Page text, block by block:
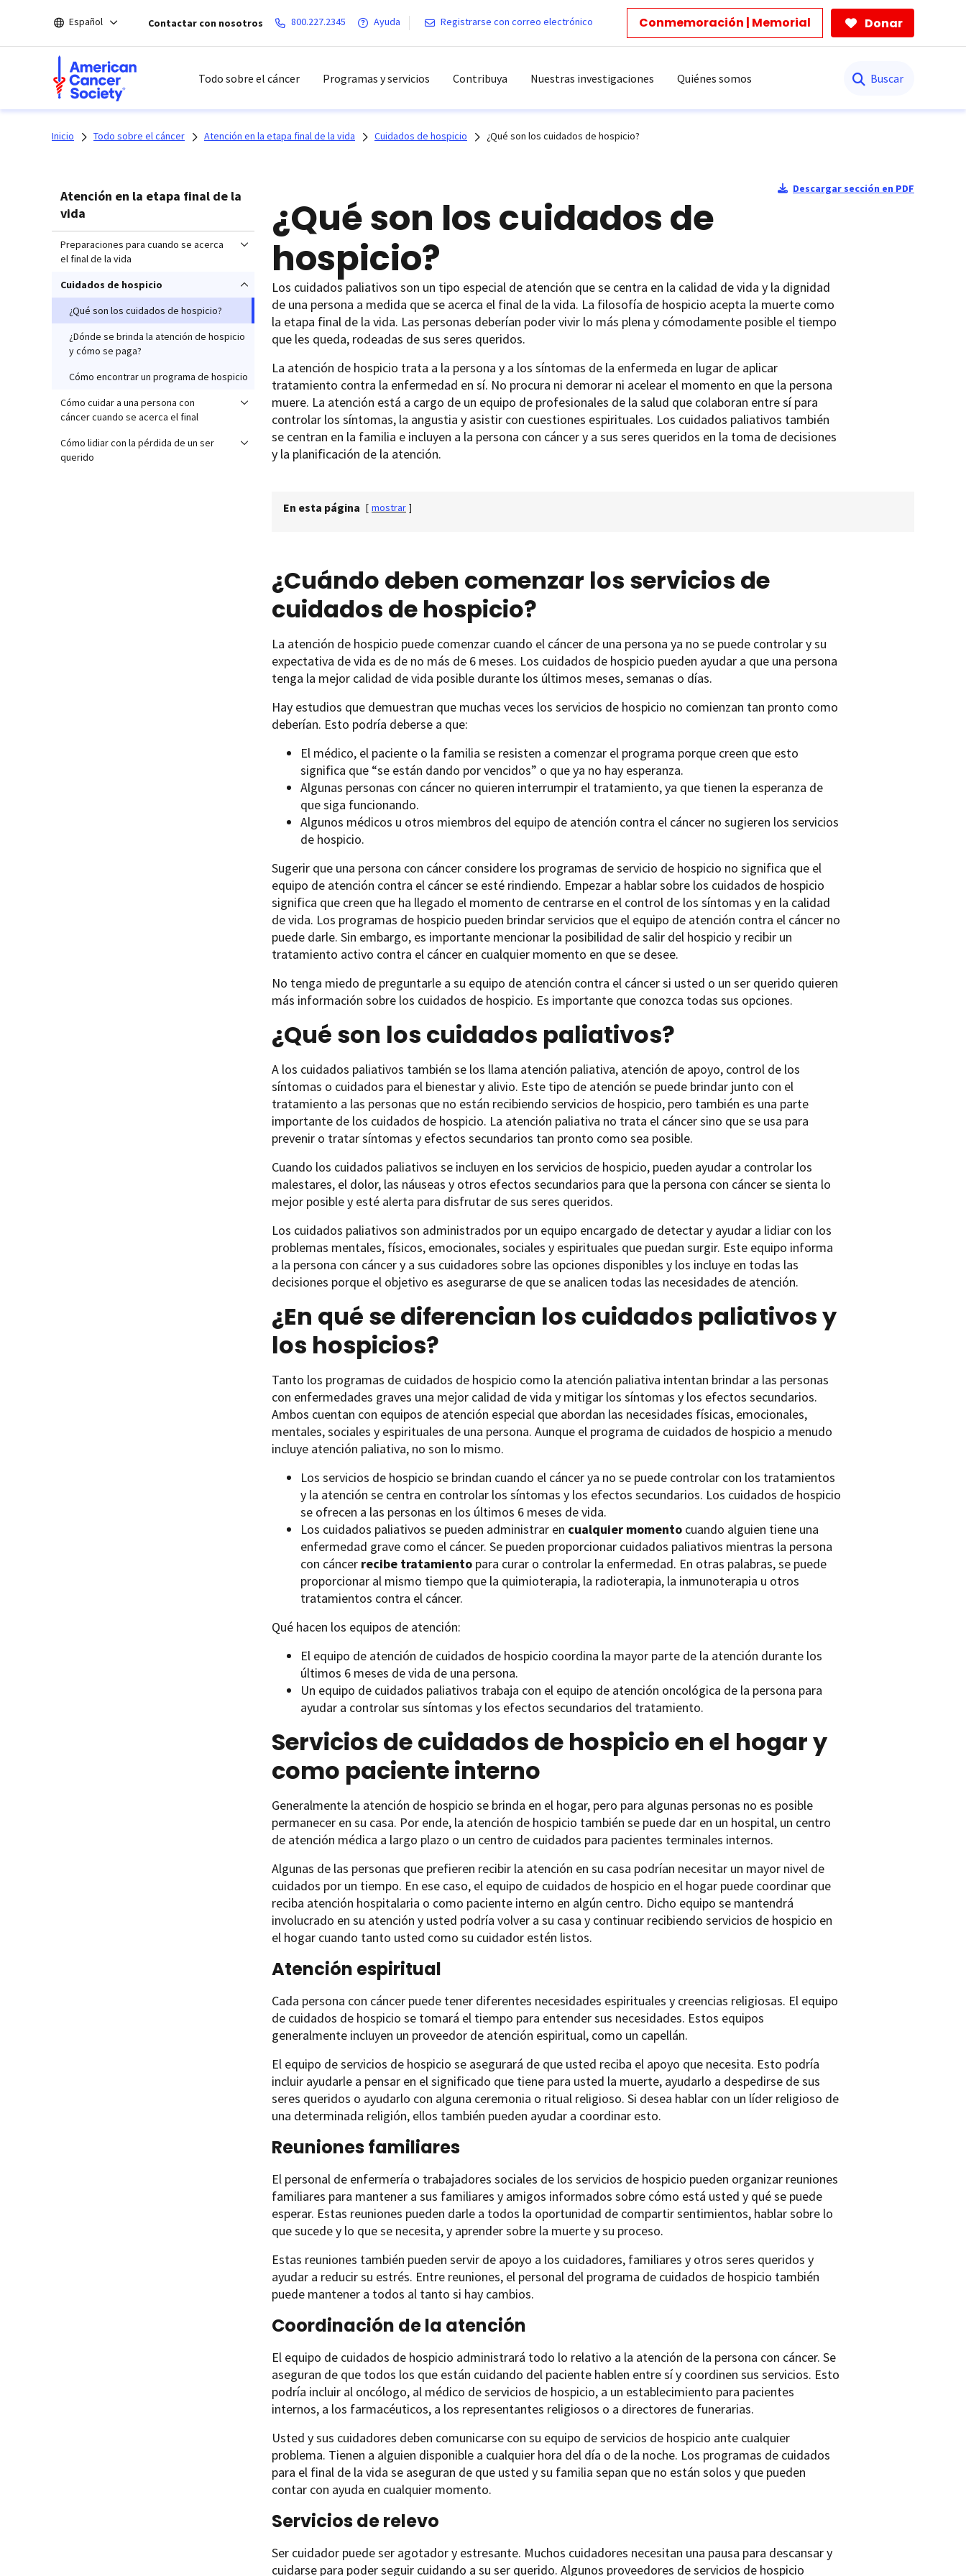
el
Español Contactar con nosotros 800.227.2345 Ayuda Registrarse con correo electrónico Conmemoración | Memorial Donar
Todo sobre el cáncer Programas y servicios Contribuya Nuestras investigaciones Quiénes somos
Inicio Todo sobre el cáncer Atención en la etapa final de la vida Cuidados de hospicio ¿Qué son los cuidados de hospicio?
Atención en la etapa final de la
vida
Preparaciones para cuando se acerca
el final de la vida
Cuidados de hospicio
¿Qué son los cuidados de hospicio?
¿Dónde se brinda la atención de hospicio
y cómo se paga?
Cómo encontrar un programa de hospicio
Cómo cuidar a una persona con
cáncer cuando se acerca el final
Cómo lidiar con la pérdida de un ser
querido
Descargar sección en PDF
¿Qué son los cuidados de
hospicio?
Los cuidados paliativos son un tipo especial de atención que se centra en la calidad de vida y la dignidad
de una persona a medida que se acerca el final de la vida. La filosofía de hospicio acepta la muerte como
la etapa final de la vida. Las personas deberían poder vivir lo más plena y cómodamente posible el tiempo
que les queda, rodeadas de sus seres queridos.
La atención de hospicio trata a la persona y a los síntomas de la enfermeda en lugar de aplicar
tratamiento contra la enfermedad en sí. No procura ni demorar ni acelear el momento en que la persona
muere. La atención está a cargo de un equipo de profesionales de la salud que colaboran entre sí para
controlar los síntomas, la angustia y asistir con cuestiones espirituales. Los cuidados paliativos también
se centran en la familia e incluyen a la persona con cáncer y a sus seres queridos en la toma de decisiones
y la planificación de la atención.
En esta página [ mostrar ]
¿Cuándo deben comenzar los servicios de
cuidados de hospicio?
La atención de hospicio puede comenzar cuando el cáncer de una persona ya no se puede controlar y su
expectativa de vida es de no más de 6 meses. Los cuidados de hospicio pueden ayudar a que una persona
tenga la mejor calidad de vida posible durante los últimos meses, semanas o días.
Hay estudios que demuestran que muchas veces los servicios de hospicio no comienzan tan pronto como
deberían. Esto podría deberse a que:
El médico, el paciente o la familia se resisten a comenzar el programa porque creen que esto
significa que “se están dando por vencidos” o que ya no hay esperanza.
Algunas personas con cáncer no quieren interrumpir el tratamiento, ya que tienen la esperanza de
que siga funcionando.
Algunos médicos u otros miembros del equipo de atención contra el cáncer no sugieren los servicios
de hospicio.
Sugerir que una persona con cáncer considere los programas de servicio de hospicio no significa que el
equipo de atención contra el cáncer se esté rindiendo. Empezar a hablar sobre los cuidados de hospicio
significa que creen que ha llegado el momento de centrarse en el control de los síntomas y en la calidad
de vida. Los programas de hospicio pueden brindar servicios que el equipo de atención contra el cáncer no
puede darle. Sin embargo, es importante mencionar la posibilidad de salir del hospicio y recibir un
tratamiento activo contra el cáncer en cualquier momento en que se desee.
No tenga miedo de preguntarle a su equipo de atención contra el cáncer si usted o un ser querido quieren
más información sobre los cuidados de hospicio. Es importante que conozca todas sus opciones.
¿Qué son los cuidados paliativos?
A los cuidados paliativos también se los llama atención paliativa, atención de apoyo, control de los
síntomas o cuidados para el bienestar y alivio. Este tipo de atención se puede brindar junto con el
tratamiento a las personas que no están recibiendo servicios de hospicio, pero también es una parte
importante de los cuidados de hospicio. La atención paliativa no trata el cáncer sino que se usa para
prevenir o tratar síntomas y efectos secundarios tan pronto como sea posible.
Cuando los cuidados paliativos se incluyen en los servicios de hospicio, pueden ayudar a controlar los
malestares, el dolor, las náuseas y otros efectos secundarios para que la persona con cáncer se sienta lo
mejor posible y esté alerta para disfrutar de sus seres queridos.
Los cuidados paliativos son administrados por un equipo encargado de detectar y ayudar a lidiar con los
problemas mentales, físicos, emocionales, sociales y espirituales que puedan surgir. Este equipo informa
a la persona con cáncer y a sus cuidadores sobre las opciones disponibles y los incluye en todas las
decisiones porque el objetivo es asegurarse de que se analicen todas las necesidades de atención.
¿En qué se diferencian los cuidados paliativos y
los hospicios?
Tanto los programas de cuidados de hospicio como la atención paliativa intentan brindar a las personas
con enfermedades graves una mejor calidad de vida y mitigar los síntomas y los efectos secundarios.
Ambos cuentan con equipos de atención especial que abordan las necesidades físicas, emocionales,
mentales, sociales y espirituales de una persona. Aunque el programa de cuidados de hospicio a menudo
incluye atención paliativa, no son lo mismo.
Los servicios de hospicio se brindan cuando el cáncer ya no se puede controlar con los tratamientos
y la atención se centra en controlar los síntomas y los efectos secundarios. Los cuidados de hospicio
se ofrecen a las personas en los últimos 6 meses de vida.
Los cuidados paliativos se pueden administrar en cualquier momento cuando alguien tiene una
enfermedad grave como el cáncer. Se pueden proporcionar cuidados paliativos mientras la persona
con cáncer recibe tratamiento para curar o controlar la enfermedad. En otras palabras, se puede
proporcionar al mismo tiempo que la quimioterapia, la radioterapia, la inmunoterapia u otros
tratamientos contra el cáncer.
Qué hacen los equipos de atención:
El equipo de atención de cuidados de hospicio coordina la mayor parte de la atención durante los
últimos 6 meses de vida de una persona.
Un equipo de cuidados paliativos trabaja con el equipo de atención oncológica de la persona para
ayudar a controlar sus síntomas y los efectos secundarios del tratamiento.
Servicios de cuidados de hospicio en el hogar y
como paciente interno
Generalmente la atención de hospicio se brinda en el hogar, pero para algunas personas no es posible
permanecer en su casa. Por ende, la atención de hospicio también se puede dar en un hospital, un centro
de atención médica a largo plazo o un centro de cuidados para pacientes terminales internos.
Algunas de las personas que prefieren recibir la atención en su casa podrían necesitar un mayor nivel de
cuidados por un tiempo. En ese caso, el equipo de cuidados de hospicio en el hogar puede coordinar que
reciba atención hospitalaria o como paciente interno en algún centro. Dicho equipo se mantendrá
involucrado en su atención y usted podría volver a su casa y continuar recibiendo servicios de hospicio en
el hogar cuando tanto usted como su cuidador estén listos.
Atención espiritual
Cada persona con cáncer puede tener diferentes necesidades espirituales y creencias religiosas. El equipo
de cuidados de hospicio se tomará el tiempo para entender sus necesidades. Estos equipos
generalmente incluyen un proveedor de atención espiritual, como un capellán.
El equipo de servicios de hospicio se asegurará de que usted reciba el apoyo que necesita. Esto podría
incluir ayudarle a pensar en el significado que tiene para usted la muerte, ayudarlo a despedirse de sus
seres queridos o ayudarlo con alguna ceremonia o ritual religioso. Si desea hablar con un líder religioso de
una determinada religión, ellos también pueden ayudar a coordinar esto.
Reuniones familiares
El personal de enfermería o trabajadores sociales de los servicios de hospicio pueden organizar reuniones
familiares para mantener a sus familiares y amigos informados sobre cómo está usted y qué se puede
esperar. Estas reuniones pueden darle a todos la oportunidad de compartir sentimientos, hablar sobre lo
que sucede y lo que se necesita, y aprender sobre la muerte y su proceso.
Estas reuniones también pueden servir de apoyo a los cuidadores, familiares y otros seres queridos y
ayudar a reducir su estrés. Entre reuniones, el personal del programa de cuidados de hospicio también
puede mantener a todos al tanto si hay cambios.
Coordinación de la atención
El equipo de cuidados de hospicio administrará todo lo relativo a la atención de la persona con cáncer. Se
aseguran de que todos los que están cuidando del paciente hablen entre sí y coordinen sus servicios. Esto
podría incluir al oncólogo, al médico de servicios de hospicio, a un establecimiento para pacientes
internos, a los farmacéuticos, a los representantes religiosos o a directores de funerarias.
Usted y sus cuidadores deben comunicarse con su equipo de servicios de hospicio ante cualquier
problema. Tienen a alguien disponible a cualquier hora del día o de la noche. Los programas de cuidados
para el final de la vida se aseguran de que usted y su familia sepan que no están solos y que pueden
contar con ayuda en cualquier momento.
Servicios de relevo
Ser cuidador puede ser agotador y estresante. Muchos cuidadores necesitan una pausa para descansar y
cuidarse para poder seguir cuidando a su ser querido. Algunos proveedores de servicios de hospicio